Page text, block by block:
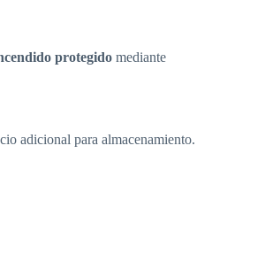
protegido mediante
adicional para almacenamiento.